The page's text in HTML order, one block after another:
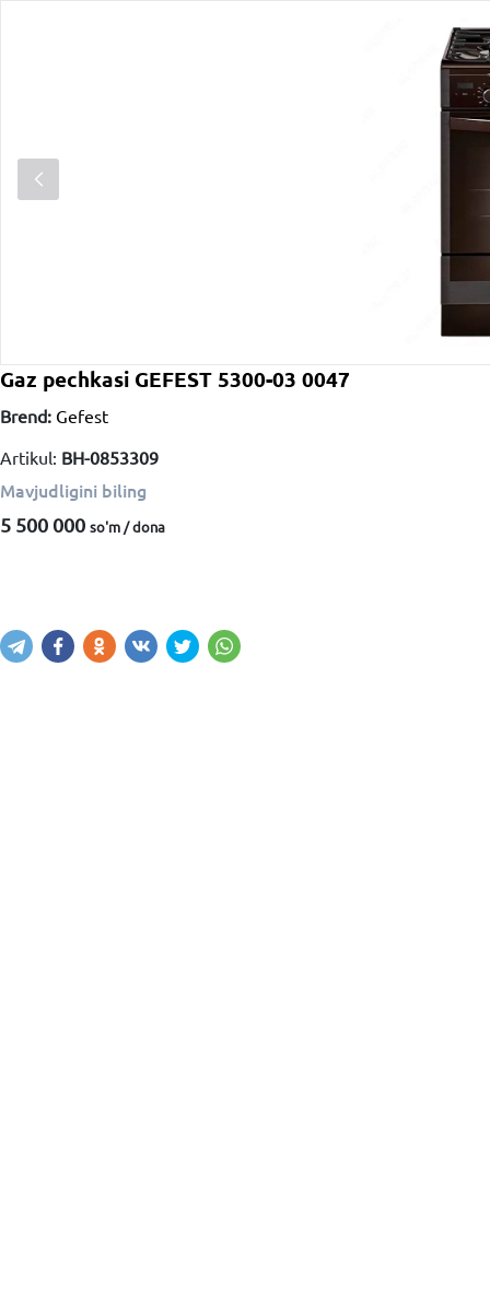
Gaz pechkasi GEFEST 5300-03 0047
Brend: Gefest
Artikul: BH-0853309
Mavjudligini biling
5 500 000 so'm / dona